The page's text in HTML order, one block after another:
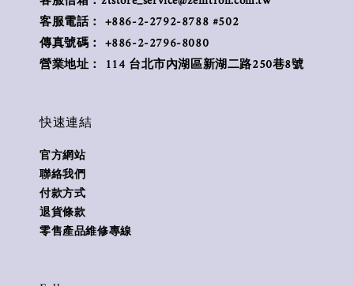
客服電話： +886-2-2792-8788 #502
傳真號碼： +886-2-2796-8080
營業地址： 114 台北市內湖區新湖二路250巷8號
快速連結
官方網站
聯絡我們
付款方式
退貨條款
零售產品維修專線